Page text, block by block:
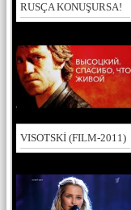
RUSÇA KONUŞURSA!
VISOTSKİ (FILM-2011)